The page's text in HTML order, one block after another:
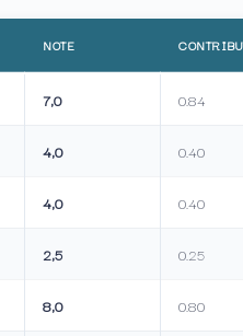
NOTE
7,0 0.84
4,0 0.40
4,0 0.40
2,5 0.25
8,0 0.80